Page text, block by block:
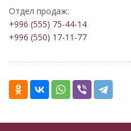
Отдел продаж:
+996 (555) 75-44-14
+996 (550) 17-11-77